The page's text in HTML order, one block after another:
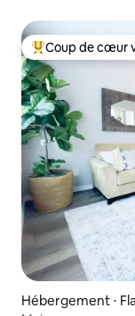
Coups de cœur
Coup de cœur
Hébergement ⋅